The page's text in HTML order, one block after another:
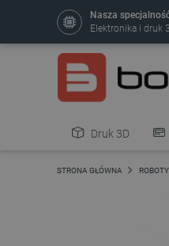
Nasza
Elektronika i druk
Druk 3D
Pozostałe
STRONA GŁÓWNA